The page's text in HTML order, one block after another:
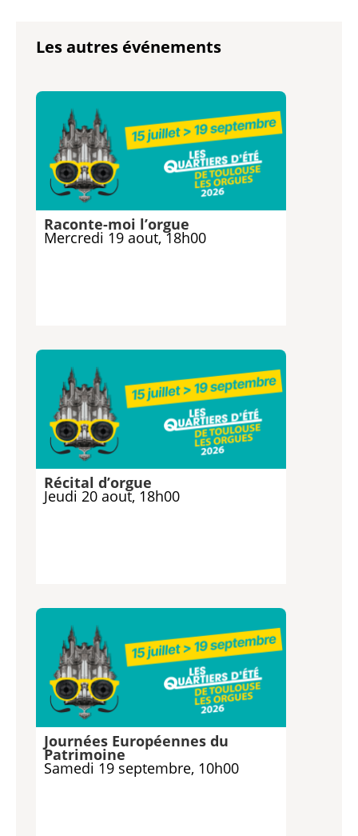
Les autres événements
Raconte-moi l’orgue
Mercredi 19 aout, 18h00
Récital d’orgue
Jeudi 20 aout, 18h00
Journées Européennes du
Patrimoine
Samedi 19 septembre, 10h00